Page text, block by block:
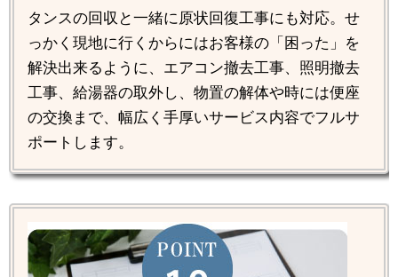
タンスの回収と一緒に原状回復工事にも対応。せ
っかく現地に行くからにはお客様の「困った」を
解決出来るように、エアコン撤去工事、照明撤去
工事、給湯器の取外し、物置の解体や時には便座
の交換まで、幅広く手厚いサービス内容でフルサ
ポートします。